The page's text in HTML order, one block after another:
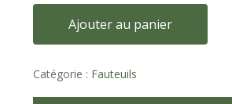
Ajouter au panier
Catégorie : Fauteuils